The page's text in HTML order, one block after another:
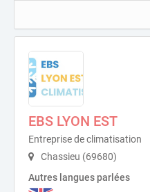
EBS LYON EST
Entreprise de climatisation
Chassieu (69680)
Autres langues parlées